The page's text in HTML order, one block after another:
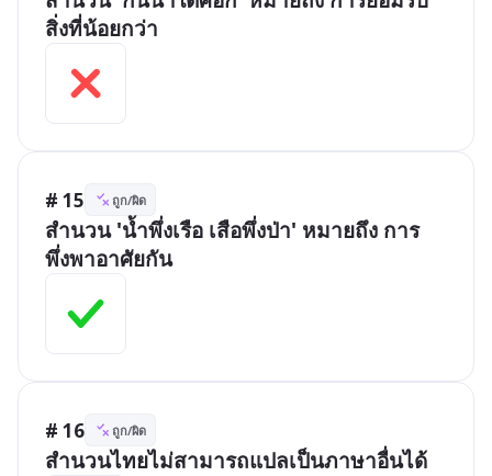
สิ่งที่น้อยกว่า
# 15 ถูก/ผิด
สำนวน 'น้ำพึ่งเรือ เสือพึ่งป่า' หมายถึง การ
พึ่งพาอาศัยกัน
# 16 ถูก/ผิด
สำนวนไทยไม่สามารถแปลเป็นภาษาอื่นได้